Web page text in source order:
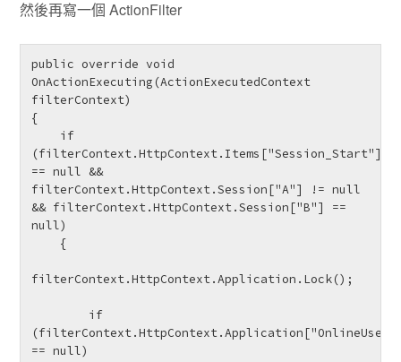
然後再寫一個 ActionFilter
public override void
OnActionExecuting(ActionExecutedContext
filterContext)
{
if
(filterContext.HttpContext.Items["Session_Start"]
== null &&
filterContext.HttpContext.Session["A"] != null
&& filterContext.HttpContext.Session["B"] ==
null)
{
filterContext.HttpContext.Application.Lock();
if
== null)